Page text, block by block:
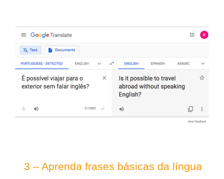
3 – Aprenda frases básicas da língua